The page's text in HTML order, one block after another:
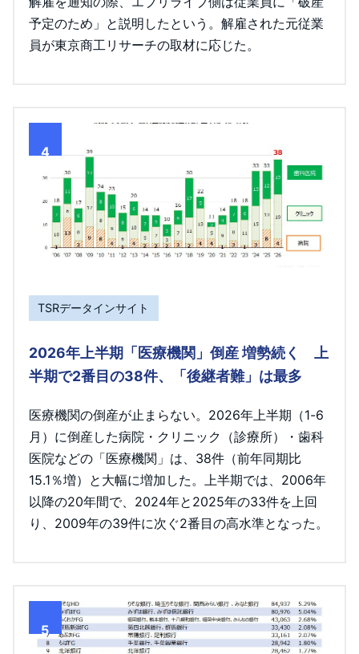
予定のため」と説明したという。解雇された元従業
員が東京商工リサーチの取材に応じた。
4
TSRデータインサイト
2026年上半期「医療機関」倒産 増勢続く 上
半期で2番目の38件、「後継者難」は最多
医療機関の倒産が止まらない。2026年上半期（1-6
月）に倒産した病院・クリニック（診療所）・歯科
医院などの「医療機関」は、38件（前年同期比
15.1％増）と大幅に増加した。上半期では、2006年
以降の20年間で、2024年と2025年の33件を上回
り、2009年の39件に次ぐ2番目の高水準となった。
5